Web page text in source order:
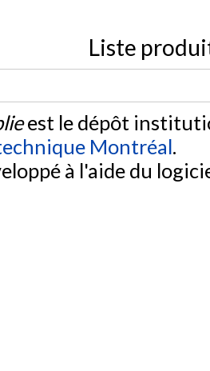
Liste
est le dépôt
Montréal.
à l'aide du